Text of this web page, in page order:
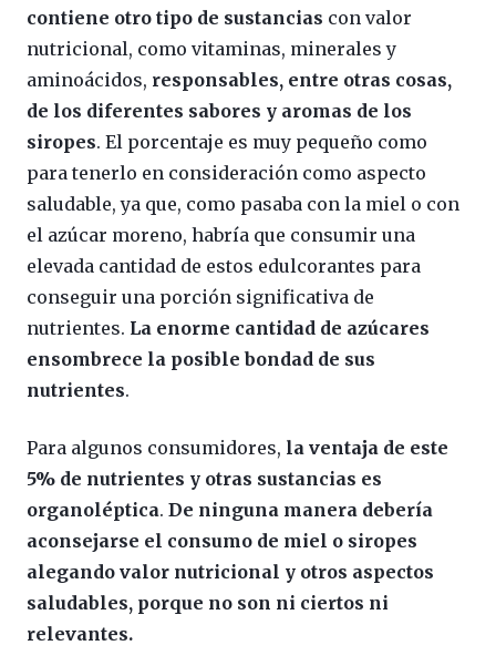
contiene otro tipo de sustancias con valor
nutricional, como vitaminas, minerales y
aminoácidos, responsables, entre otras cosas,
de los diferentes sabores y aromas de los
siropes. El porcentaje es muy pequeño como
para tenerlo en consideración como aspecto
saludable, ya que, como pasaba con la miel o con
el azúcar moreno, habría que consumir una
elevada cantidad de estos edulcorantes para
conseguir una porción significativa de
nutrientes. La enorme cantidad de azúcares
ensombrece la posible bondad de sus
nutrientes.
Para algunos consumidores, la ventaja de este
5% de nutrientes y otras sustancias es
organoléptica. De ninguna manera debería
aconsejarse el consumo de miel o siropes
alegando valor nutricional y otros aspectos
saludables, porque no son ni ciertos ni
relevantes.